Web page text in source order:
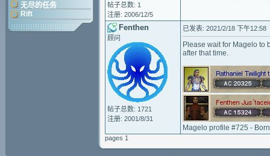
无尽的任务
Rift
帖子总数: 1
注册: 2006/12/5
Fenthen
顾问
帖子总数: 1721
注册: 2001/8/31
已发表: 2021/2/18 下午12:58
Please wait for Magelo to
after that time.
Magelo profile #725 -
pages 1